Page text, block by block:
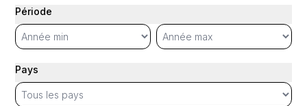
Période
Pays